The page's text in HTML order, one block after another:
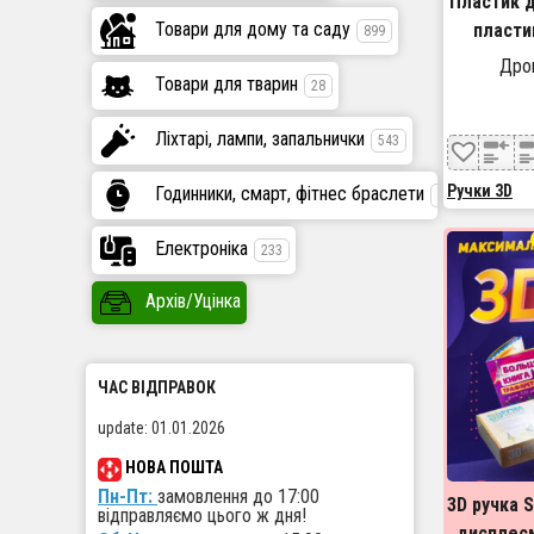
Ручки 3D
3D ручка
Товари для дому та саду 899
Товари для тварин 28
Ліхтарі, лампи, запальнички 543
Годинники, смарт, фітнес браслети 447
Електроніка 233
Архів/Уцінка
ЧАС ВІДПРАВОК
update: 01.01.2026
НОВА ПОШТА
Пн-Пт: замовлення до 17:00
відправляємо цього ж дня!